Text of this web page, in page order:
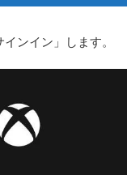
ンイン」します。